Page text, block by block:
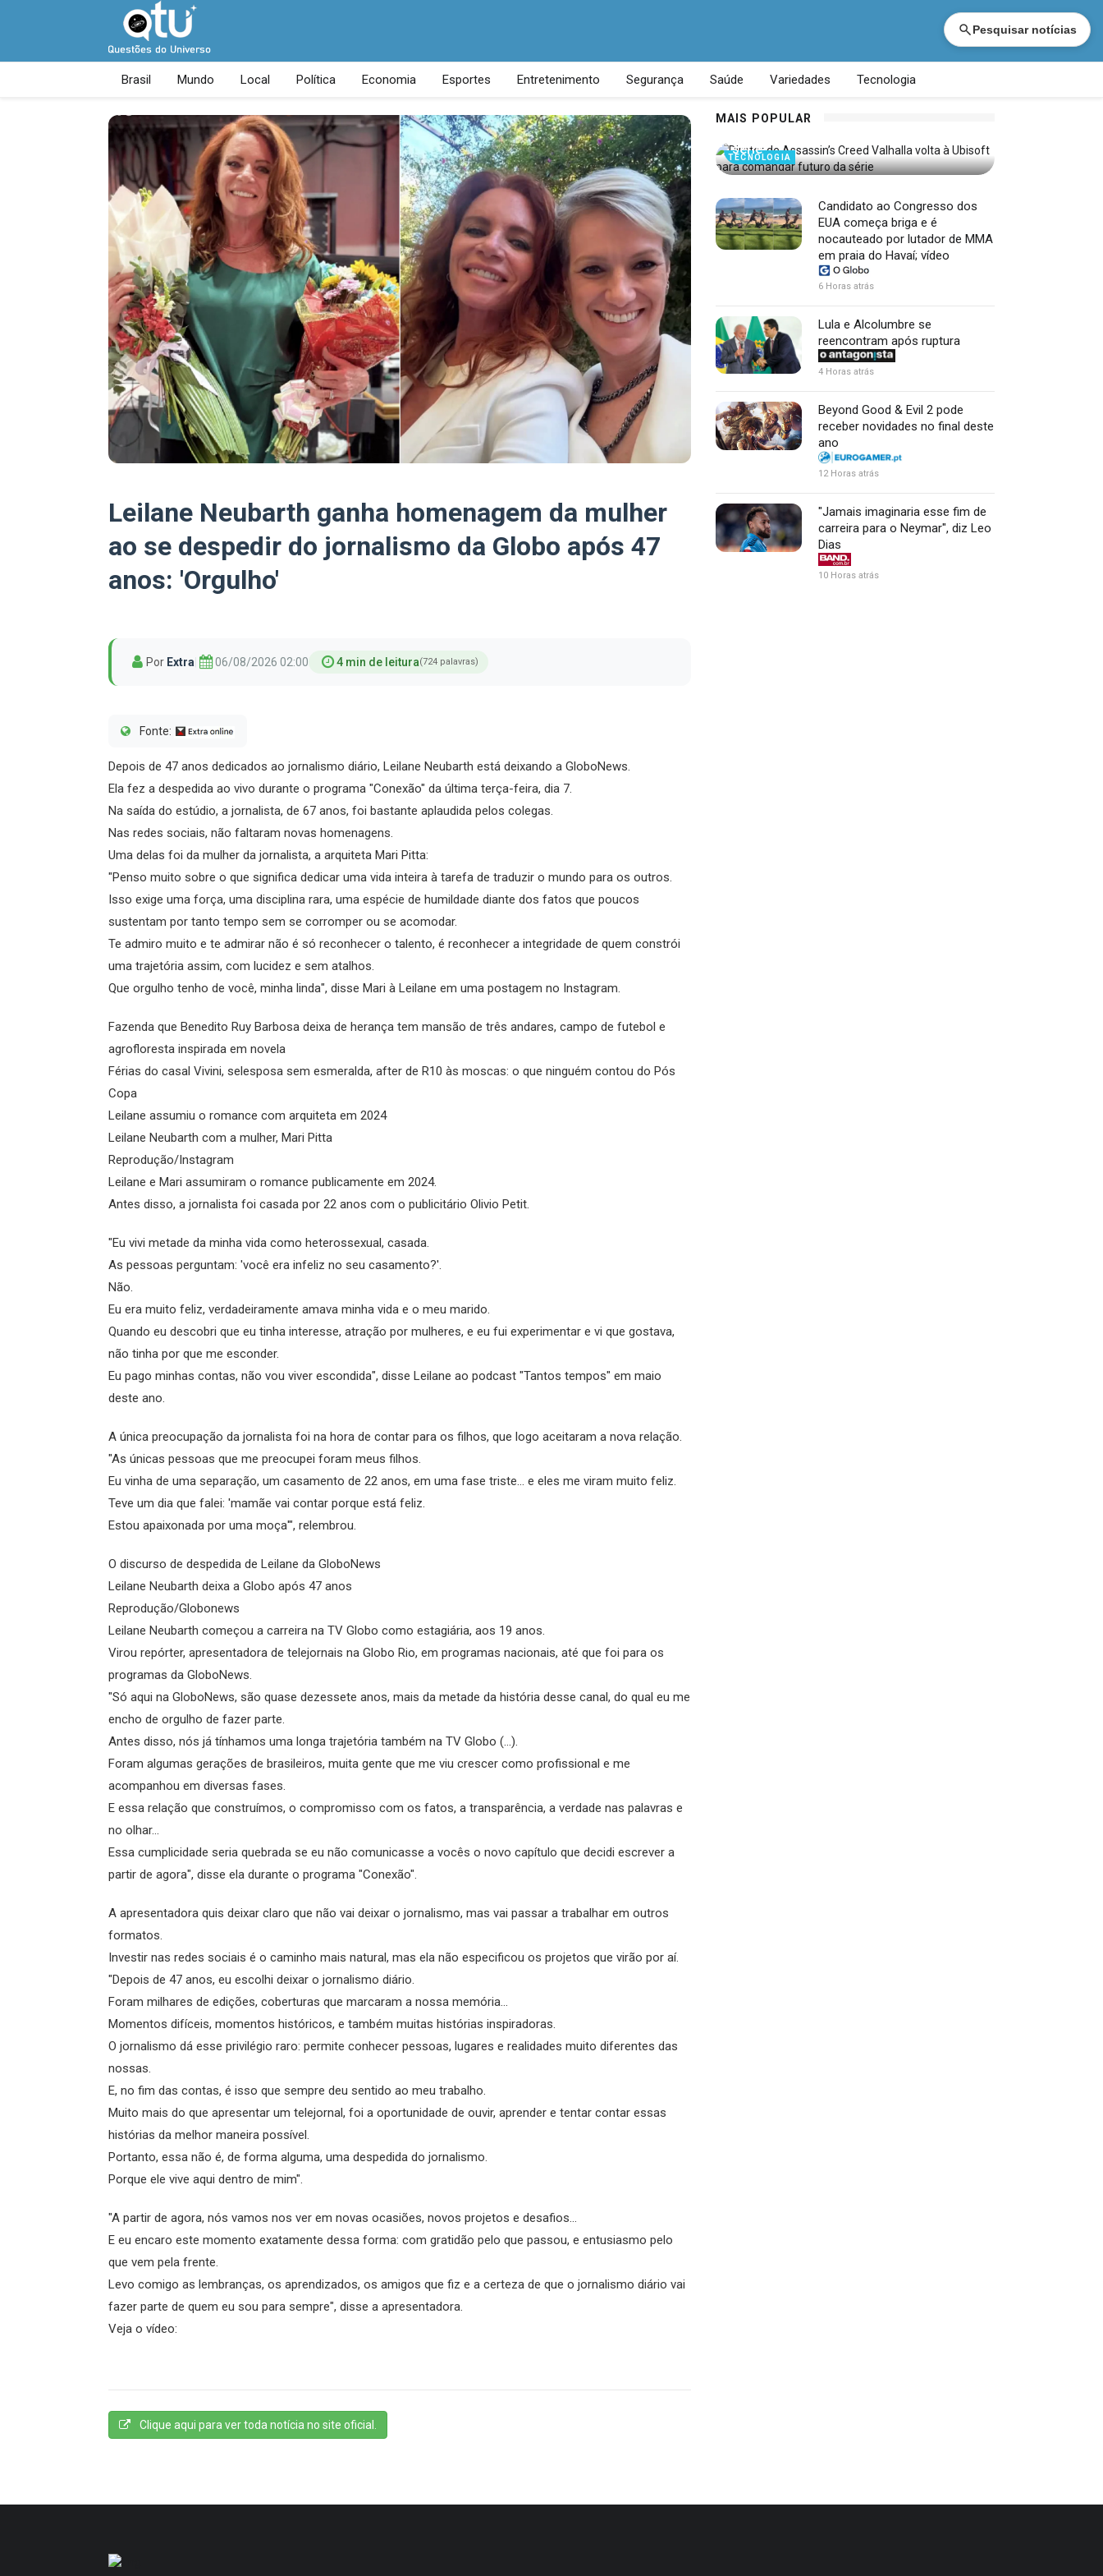
Pesquisar notícias
Brasil Mundo Local Política Economia Esportes Entretenimento Segurança Saúde Variedades Tecnologia
Leilane Neubarth ganha homenagem da mulher
ao se despedir do jornalismo da Globo após 47
anos: 'Orgulho'
Por Extra 06/08/2026 02:00 4 min de leitura(724 palavras)
Fonte:
Depois de 47 anos dedicados ao jornalismo diário, Leilane Neubarth está deixando a GloboNews.
Ela fez a despedida ao vivo durante o programa "Conexão" da última terça-feira, dia 7.
Na saída do estúdio, a jornalista, de 67 anos, foi bastante aplaudida pelos colegas.
Nas redes sociais, não faltaram novas homenagens.
Uma delas foi da mulher da jornalista, a arquiteta Mari Pitta:
"Penso muito sobre o que significa dedicar uma vida inteira à tarefa de traduzir o mundo para os outros.
Isso exige uma força, uma disciplina rara, uma espécie de humildade diante dos fatos que poucos
sustentam por tanto tempo sem se corromper ou se acomodar.
Te admiro muito e te admirar não é só reconhecer o talento, é reconhecer a integridade de quem constrói
uma trajetória assim, com lucidez e sem atalhos.
Que orgulho tenho de você, minha linda", disse Mari à Leilane em uma postagem no Instagram.
Fazenda que Benedito Ruy Barbosa deixa de herança tem mansão de três andares, campo de futebol e
agrofloresta inspirada em novela
Férias do casal Vivini, selesposa sem esmeralda, after de R10 às moscas: o que ninguém contou do Pós
Copa
Leilane assumiu o romance com arquiteta em 2024
Leilane Neubarth com a mulher, Mari Pitta
Reprodução/Instagram
Leilane e Mari assumiram o romance publicamente em 2024.
Antes disso, a jornalista foi casada por 22 anos com o publicitário Olivio Petit.
"Eu vivi metade da minha vida como heterossexual, casada.
As pessoas perguntam: 'você era infeliz no seu casamento?'.
Não.
Eu era muito feliz, verdadeiramente amava minha vida e o meu marido.
Quando eu descobri que eu tinha interesse, atração por mulheres, e eu fui experimentar e vi que gostava,
não tinha por que me esconder.
Eu pago minhas contas, não vou viver escondida", disse Leilane ao podcast "Tantos tempos" em maio
deste ano.
A única preocupação da jornalista foi na hora de contar para os filhos, que logo aceitaram a nova relação.
"As únicas pessoas que me preocupei foram meus filhos.
Eu vinha de uma separação, um casamento de 22 anos, em uma fase triste… e eles me viram muito feliz.
Teve um dia que falei: 'mamãe vai contar porque está feliz.
Estou apaixonada por uma moça'", relembrou.
O discurso de despedida de Leilane da GloboNews
Leilane Neubarth deixa a Globo após 47 anos
Reprodução/Globonews
Leilane Neubarth começou a carreira na TV Globo como estagiária, aos 19 anos.
Virou repórter, apresentadora de telejornais na Globo Rio, em programas nacionais, até que foi para os
programas da GloboNews.
"Só aqui na GloboNews, são quase dezessete anos, mais da metade da história desse canal, do qual eu me
encho de orgulho de fazer parte.
Antes disso, nós já tínhamos uma longa trajetória também na TV Globo (...).
Foram algumas gerações de brasileiros, muita gente que me viu crescer como profissional e me
acompanhou em diversas fases.
E essa relação que construímos, o compromisso com os fatos, a transparência, a verdade nas palavras e
no olhar...
Essa cumplicidade seria quebrada se eu não comunicasse a vocês o novo capítulo que decidi escrever a
partir de agora", disse ela durante o programa "Conexão".
A apresentadora quis deixar claro que não vai deixar o jornalismo, mas vai passar a trabalhar em outros
formatos.
Investir nas redes sociais é o caminho mais natural, mas ela não especificou os projetos que virão por aí.
"Depois de 47 anos, eu escolhi deixar o jornalismo diário.
Foram milhares de edições, coberturas que marcaram a nossa memória...
Momentos difíceis, momentos históricos, e também muitas histórias inspiradoras.
O jornalismo dá esse privilégio raro: permite conhecer pessoas, lugares e realidades muito diferentes das
nossas.
E, no fim das contas, é isso que sempre deu sentido ao meu trabalho.
Muito mais do que apresentar um telejornal, foi a oportunidade de ouvir, aprender e tentar contar essas
histórias da melhor maneira possível.
Portanto, essa não é, de forma alguma, uma despedida do jornalismo.
Porque ele vive aqui dentro de mim".
"A partir de agora, nós vamos nos ver em novas ocasiões, novos projetos e desafios...
E eu encaro este momento exatamente dessa forma: com gratidão pelo que passou, e entusiasmo pelo
que vem pela frente.
Levo comigo as lembranças, os aprendizados, os amigos que fiz e a certeza de que o jornalismo diário vai
fazer parte de quem eu sou para sempre", disse a apresentadora.
Veja o vídeo:
Clique aqui para ver toda notícia no site oficial.
MAIS POPULAR
TECNOLOGIA
Diretor de Assassin’s Creed Valhalla
série
Candidato ao Congresso dos
EUA começa briga e é
nocauteado por lutador de MMA
em praia do Havaí; vídeo
6 Horas atrás
Lula e Alcolumbre se
reencontram após ruptura
4 Horas atrás
Beyond Good & Evil 2 pode
receber novidades no final deste
ano
12 Horas atrás
"Jamais imaginaria esse fim de
carreira para o Neymar", diz Leo
Dias
10 Horas atrás